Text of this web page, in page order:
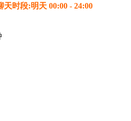
天时段:明天 00:00 - 24:00